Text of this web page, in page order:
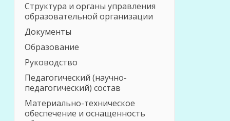
Структура и органы управления
образовательной организации
Документы
Образование
Руководство
Педагогический (научно-
педагогический) состав
Материально-техническое
обеспечение и оснащенность